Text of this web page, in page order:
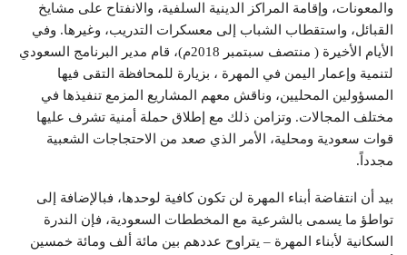
والمعونات، وإقامة المراكز الدينية السلفية، والانفتاح على مشايخ
القبائل، واستقطاب الشباب إلى معسكرات التدريب، وغيرها. وفي
الأيام الأخيرة ( منتصف سبتمبر 2018م)، قام مدير البرنامج السعودي
لتنمية وإعمار اليمن في المهرة ، بزيارة للمحافظة التقى فيها
المسؤولين المحليين، وناقش معهم المشاريع المزمع تنفيذها في
مختلف المجالات. وتزامن ذلك مع إطلاق حملة أمنية تشرف عليها
قوات سعودية ومحلية، الأمر الذي صعد من الاحتجاجات الشعبية
مجدداً.
بيد أن انتفاضة أبناء المهرة لن تكون كافية لوحدها، فبالإضافة إلى
تواطؤ ما يسمى بالشرعية مع المخططات السعودية، فإن الندرة
السكانية لأبناء المهرة – يتراوح عددهم بين مائة ألف ومائة خمسين